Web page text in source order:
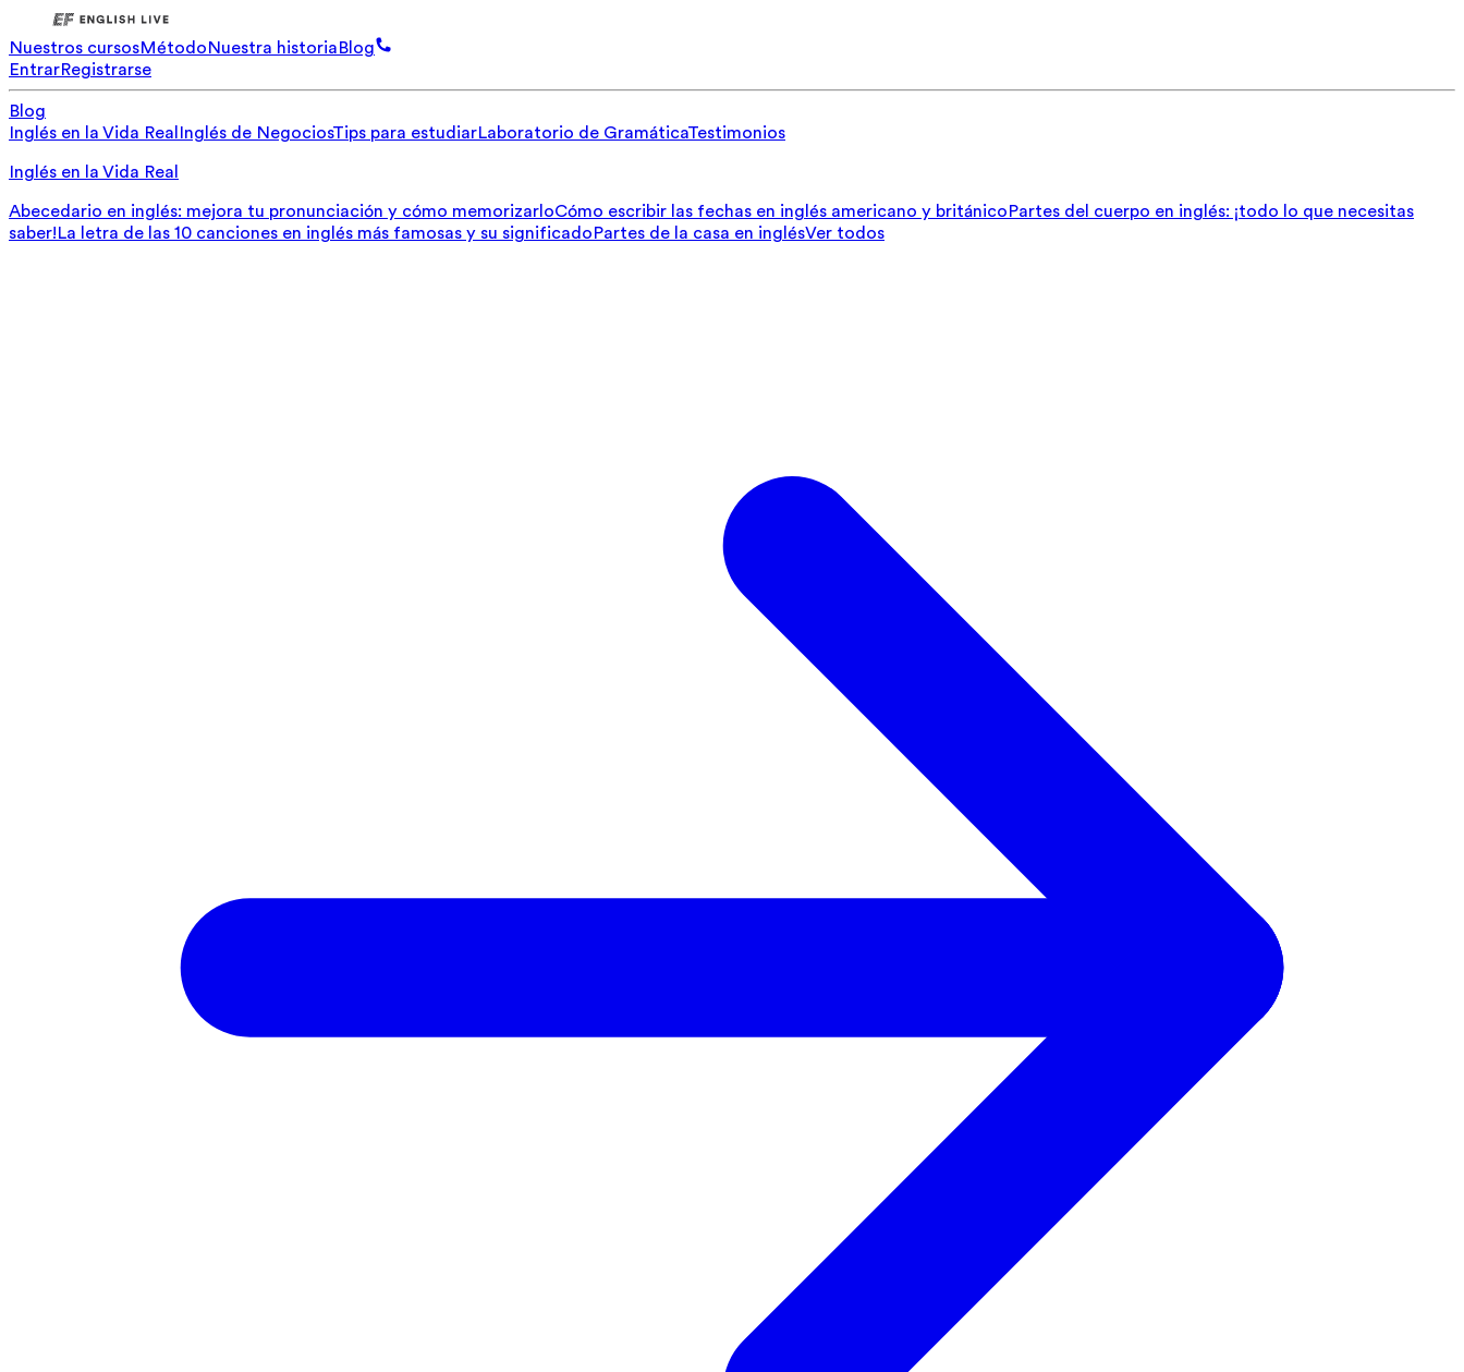
Nuestros cursosMétodoNuestra historiaBlog
EntrarRegistrarse
Blog
Inglés en la Vida Real Inglés de NegociosTips para estudiarLaboratorio de GramáticaTestimonios
Inglés en la Vida Real
Abecedario en inglés: mejora tu pronunciación y cómo memorizarloCómo escribir las fechas en inglés americano y británicoPartes del cuerpo en inglés: ¡todo lo que necesitas
saber!La letra de las 10 canciones en inglés más famosas y su significadoPartes de la casa en inglésVer todos